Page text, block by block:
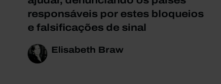
responsáveis por estes bloqueios
e falsificações de sinal
Elisabeth Braw